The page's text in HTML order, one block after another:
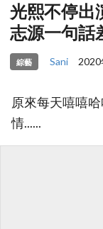
光熙不停出
志源一句話
綜藝 Sani
原來每天嘻嘻
情......